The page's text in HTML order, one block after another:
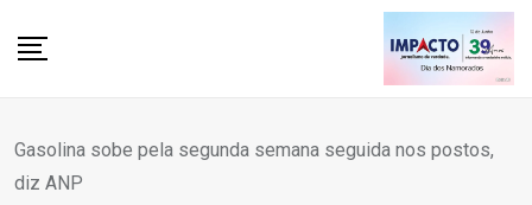
Gasolina sobe pela segunda semana seguida nos postos,
diz ANP